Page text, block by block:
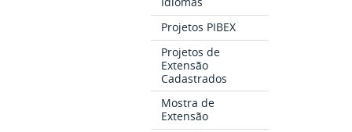
Projetos PIBEX
Projetos de
Extensão
Cadastrados
Mostra de
Extensão